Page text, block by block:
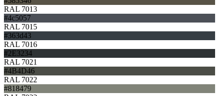
RAL 7013
#4c5057
RAL 7015
#363d43
RAL 7016
#2E3234
RAL 7021
#4B4D46
RAL 7022
#818479